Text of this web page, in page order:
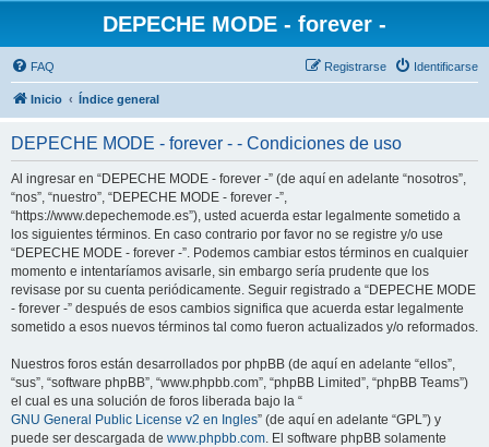
DEPECHE MODE - forever -
FAQ Identificarse
Registrarse
Inicio Índice general
DEPECHE MODE - forever - - Condiciones de uso
Al ingresar en “DEPECHE MODE - forever -” (de aquí en adelante “nosotros”,
“nos”, “nuestro”, “DEPECHE MODE - forever -”,
“https://www.depechemode.es”), usted acuerda estar legalmente sometido a
los siguientes términos. En caso contrario por favor no se registre y/o use
“DEPECHE MODE - forever -”. Podemos cambiar estos términos en cualquier
momento e intentaríamos avisarle, sin embargo sería prudente que los
revisase por su cuenta periódicamente. Seguir registrado a “DEPECHE MODE
- forever -” después de esos cambios significa que acuerda estar legalmente
sometido a esos nuevos términos tal como fueron actualizados y/o reformados.
Nuestros foros están desarrollados por phpBB (de aquí en adelante “ellos”,
“sus”, “software phpBB”, “www.phpbb.com”, “phpBB Limited”, “phpBB Teams”)
el cual es una solución de foros liberada bajo la “
GNU General Public License v2 en Ingles” (de aquí en adelante “GPL”) y
puede ser descargada de www.phpbb.com. El software phpBB solamente